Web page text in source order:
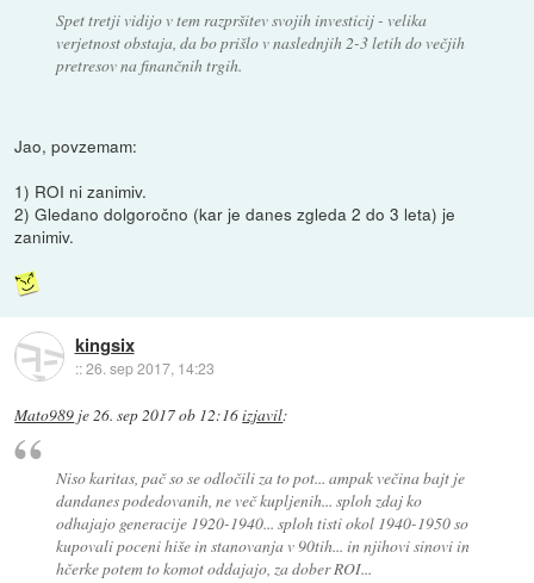
Spet tretji vidijo v tem razpršitev svojih investicij - velika
verjetnost obstaja, da bo prišlo v naslednjih 2-3 letih do večjih
pretresov na finančnih trgih.
Jao, povzemam:
1) ROI ni zanimiv.
2) Gledano dolgoročno (kar je danes zgleda 2 do 3 leta) je
zanimiv.
kingsix
::26. sep 2017, 14:23
Mato989 je26. sep 2017 ob 12:16izjavil:
Niso karitas, pač so se odločili za to pot... ampak večina bajt je
dandanes podedovanih, ne več kupljenih... sploh zdaj ko
odhajajo generacije 1920-1940... sploh tisti okol 1940-1950 so
kupovali poceni hiše in stanovanja v 90tih... in njihovi sinovi in
hčerke potem to komot oddajajo, za dober ROI...